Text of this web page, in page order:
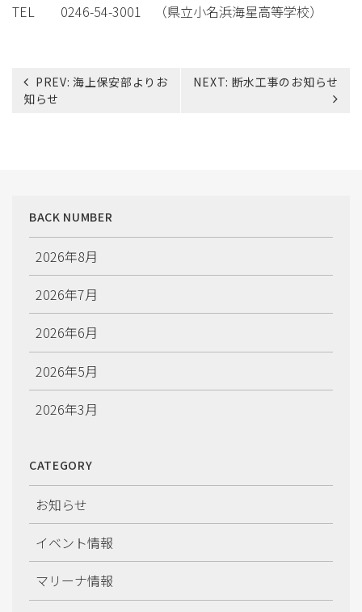
TEL 0246-54-3001 （県立小名浜海星高等学校）
PREV: 海上保安部よりお
知らせ
NEXT: 断水工事のお知らせ
BACK NUMBER
2026年8月
2026年7月
2026年6月
2026年5月
2026年3月
2026年1月
2025年12月
2025年11月
2025年10月
CATEGORY
お知らせ
イベント情報
マリーナ情報